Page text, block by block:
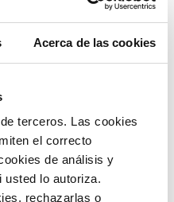
Acerca de las cookies
terceros. Las cookies
el correcto
de análisis y
usted lo autoriza.
rechazarlas o
financieras
en beneficio para
la morosidad
de obstáculos
empresarial